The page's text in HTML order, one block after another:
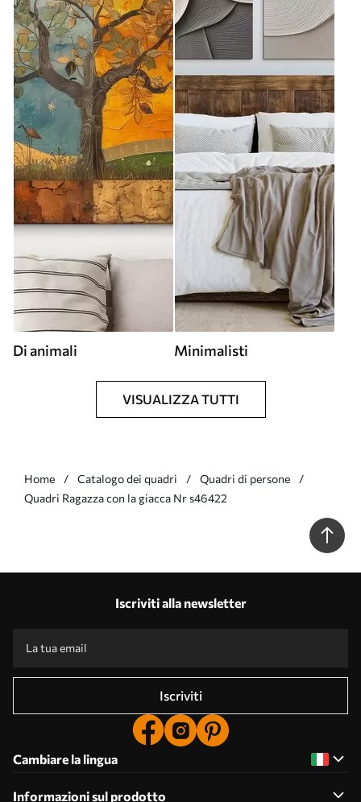
Di animali Minimalisti
VISUALIZZA TUTTI
Home Catalogo dei quadri
Quadri di persone
Quadri Ragazza con la giacca Nr s46422
Iscriviti alla newsletter
Iscriviti
Cambiare la lingua
Informazioni sul prodotto